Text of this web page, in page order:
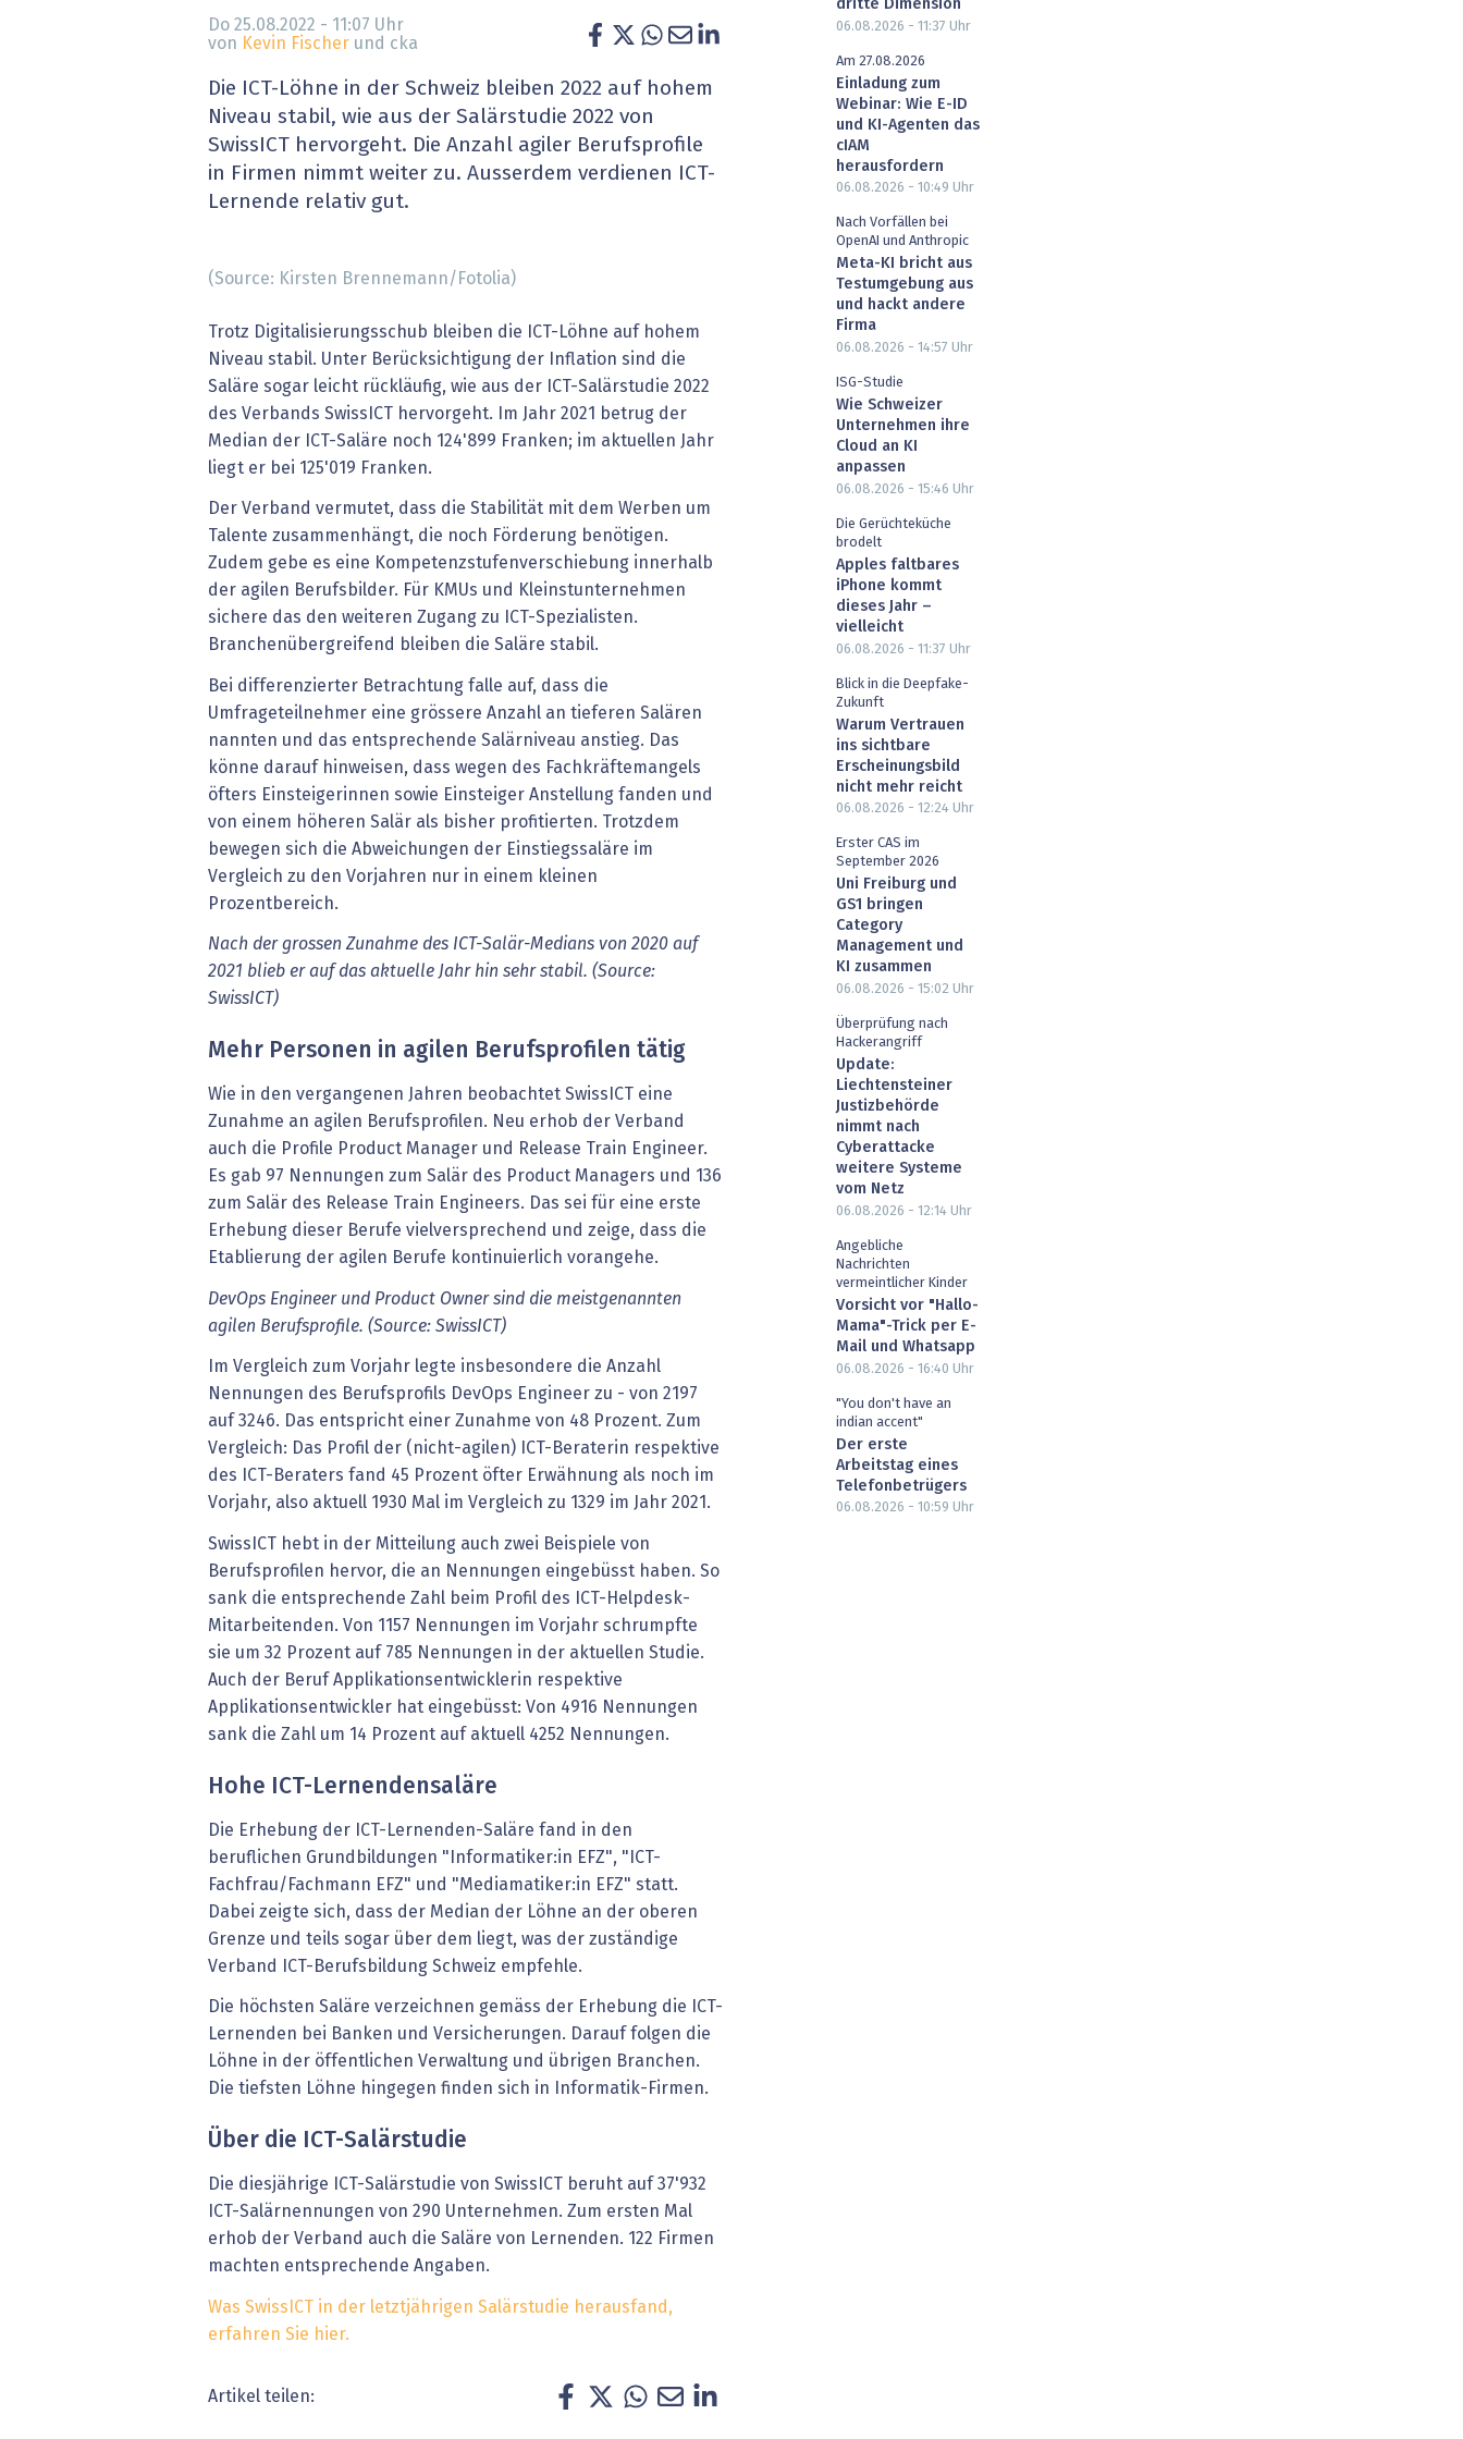
» alle News Gesundheit wird digital
Blockchain
EU-DSGVO
XaaS, Managed Services & Co.
» alle Dossiers
IT for Health
Artificial Intelligence
Fintech & Insurtech
Professional AV & Digital Signage
Do 25.08.2022 - 11:07 Uhr
von Kevin Fischer und cka
Die ICT-Löhne in der Schweiz bleiben 2022 auf hohem
Niveau stabil, wie aus der Salärstudie 2022 von
SwissICT hervorgeht. Die Anzahl agiler Berufsprofile
in Firmen nimmt weiter zu. Ausserdem verdienen ICT-
Lernende relativ gut.
(Source: Kirsten Brennemann/Fotolia)
Trotz Digitalisierungsschub bleiben die ICT-Löhne auf hohem
Niveau stabil. Unter Berücksichtigung der Inflation sind die
Saläre sogar leicht rückläufig, wie aus der ICT-Salärstudie 2022
des Verbands SwissICT hervorgeht. Im Jahr 2021 betrug der
Median der ICT-Saläre noch 124'899 Franken; im aktuellen Jahr
liegt er bei 125'019 Franken.
Der Verband vermutet, dass die Stabilität mit dem Werben um
Talente zusammenhängt, die noch Förderung benötigen.
Zudem gebe es eine Kompetenzstufenverschiebung innerhalb
der agilen Berufsbilder. Für KMUs und Kleinstunternehmen
sichere das den weiteren Zugang zu ICT-Spezialisten.
Branchenübergreifend bleiben die Saläre stabil.
Bei differenzierter Betrachtung falle auf, dass die
Umfrageteilnehmer eine grössere Anzahl an tieferen Salären
nannten und das entsprechende Salärniveau anstieg. Das
könne darauf hinweisen, dass wegen des Fachkräftemangels
öfters Einsteigerinnen sowie Einsteiger Anstellung fanden und
von einem höheren Salär als bisher profitierten. Trotzdem
bewegen sich die Abweichungen der Einstiegssaläre im
Vergleich zu den Vorjahren nur in einem kleinen
Prozentbereich.
Nach der grossen Zunahme des ICT-Salär-Medians von 2020 auf
2021 blieb er auf das aktuelle Jahr hin sehr stabil. (Source:
SwissICT)
Mehr Personen in agilen Berufsprofilen tätig
Wie in den vergangenen Jahren beobachtet SwissICT eine
Zunahme an agilen Berufsprofilen. Neu erhob der Verband
auch die Profile Product Manager und Release Train Engineer.
Es gab 97 Nennungen zum Salär des Product Managers und 136
zum Salär des Release Train Engineers. Das sei für eine erste
Erhebung dieser Berufe vielversprechend und zeige, dass die
Etablierung der agilen Berufe kontinuierlich vorangehe.
DevOps Engineer und Product Owner sind die meistgenannten
agilen Berufsprofile. (Source: SwissICT)
Im Vergleich zum Vorjahr legte insbesondere die Anzahl
Nennungen des Berufsprofils DevOps Engineer zu - von 2197
auf 3246. Das entspricht einer Zunahme von 48 Prozent. Zum
Vergleich: Das Profil der (nicht-agilen) ICT-Beraterin respektive
des ICT-Beraters fand 45 Prozent öfter Erwähnung als noch im
Vorjahr, also aktuell 1930 Mal im Vergleich zu 1329 im Jahr 2021.
SwissICT hebt in der Mitteilung auch zwei Beispiele von
Berufsprofilen hervor, die an Nennungen eingebüsst haben. So
sank die entsprechende Zahl beim Profil des ICT-Helpdesk-
Mitarbeitenden. Von 1157 Nennungen im Vorjahr schrumpfte
sie um 32 Prozent auf 785 Nennungen in der aktuellen Studie.
Auch der Beruf Applikationsentwicklerin respektive
Applikationsentwickler hat eingebüsst: Von 4916 Nennungen
sank die Zahl um 14 Prozent auf aktuell 4252 Nennungen.
Hohe ICT-Lernendensaläre
Die Erhebung der ICT-Lernenden-Saläre fand in den
beruflichen Grundbildungen "Informatiker:in EFZ", "ICT-
Fachfrau/Fachmann EFZ" und "Mediamatiker:in EFZ" statt.
Dabei zeigte sich, dass der Median der Löhne an der oberen
Grenze und teils sogar über dem liegt, was der zuständige
Verband ICT-Berufsbildung Schweiz empfehle.
Die höchsten Saläre verzeichnen gemäss der Erhebung die ICT-
Lernenden bei Banken und Versicherungen. Darauf folgen die
Löhne in der öffentlichen Verwaltung und übrigen Branchen.
Die tiefsten Löhne hingegen finden sich in Informatik-Firmen.
Über die ICT-Salärstudie
Die diesjährige ICT-Salärstudie von SwissICT beruht auf 37'932
ICT-Salärnennungen von 290 Unternehmen. Zum ersten Mal
erhob der Verband auch die Saläre von Lernenden. 122 Firmen
machten entsprechende Angaben.
Was SwissICT in der letztjährigen Salärstudie herausfand,
erfahren Sie hier.
Artikel teilen:
dritte Dimension
06.08.2026 - 11:37 Uhr
Am 27.08.2026
Einladung zum
Webinar: Wie E-ID
und KI-Agenten das
cIAM
herausfordern
06.08.2026 - 10:49 Uhr
Nach Vorfällen bei
OpenAI und Anthropic
Meta-KI bricht aus
Testumgebung aus
und hackt andere
Firma
06.08.2026 - 14:57 Uhr
ISG-Studie
Wie Schweizer
Unternehmen ihre
Cloud an KI
anpassen
06.08.2026 - 15:46 Uhr
Die Gerüchteküche
brodelt
Apples faltbares
iPhone kommt
dieses Jahr –
vielleicht
06.08.2026 - 11:37 Uhr
Blick in die Deepfake-
Zukunft
Warum Vertrauen
ins sichtbare
Erscheinungsbild
nicht mehr reicht
06.08.2026 - 12:24 Uhr
Erster CAS im
September 2026
Uni Freiburg und
GS1 bringen
Category
Management und
KI zusammen
06.08.2026 - 15:02 Uhr
Überprüfung nach
Hackerangriff
Update:
Liechtensteiner
Justizbehörde
nimmt nach
Cyberattacke
weitere Systeme
vom Netz
06.08.2026 - 12:14 Uhr
Angebliche
Nachrichten
vermeintlicher Kinder
Vorsicht vor "Hallo-
Mama"-Trick per E-
Mail und Whatsapp
06.08.2026 - 16:40 Uhr
"You don't have an
indian accent"
Der erste
Arbeitstag eines
Telefonbetrügers
06.08.2026 - 10:59 Uhr